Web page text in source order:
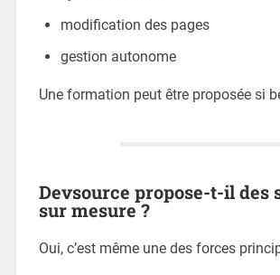
modification des pages
gestion autonome
Une formation peut être proposée si
Devsource propose-t-il des
sur mesure ?
Oui, c’est même une des forces